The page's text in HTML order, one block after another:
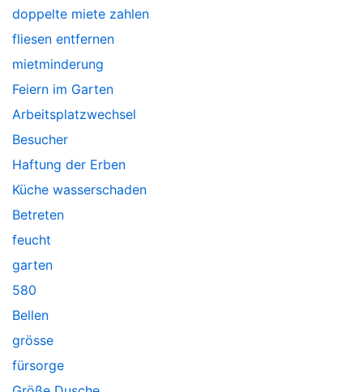
doppelte miete zahlen
fliesen entfernen
mietminderung
Feiern im Garten
Arbeitsplatzwechsel
Besucher
Haftung der Erben
Küche wasserschaden
Betreten
feucht
garten
580
Bellen
grösse
fürsorge